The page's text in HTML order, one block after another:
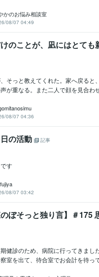
かのお悩み相談室
08/07 04:49
のことが、凪にはとても
そっと教えてくれた。家へ戻る
が重なる。また二人で顔を見合わ
08/07 04:36
の活動
記事
す
08/07 03:42
のぼそっと独り言】＃175
健診のため、病院に行ってきま
室を出て、待合室でお会計を待